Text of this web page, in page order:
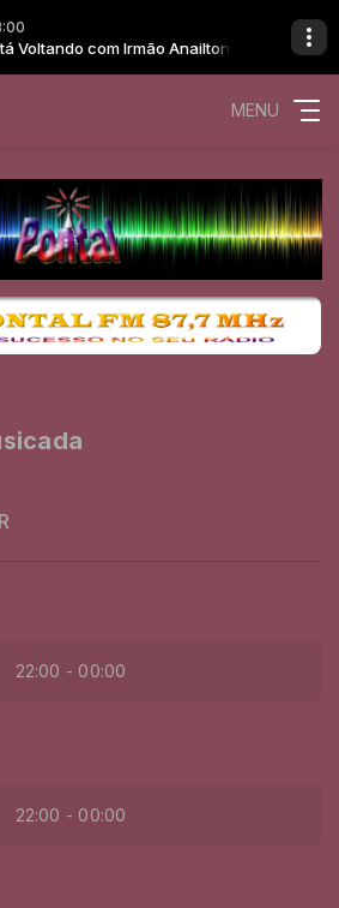
Voltando com Irmão Anailton
MENU
22:00 - 00:00
22:00 - 00:00